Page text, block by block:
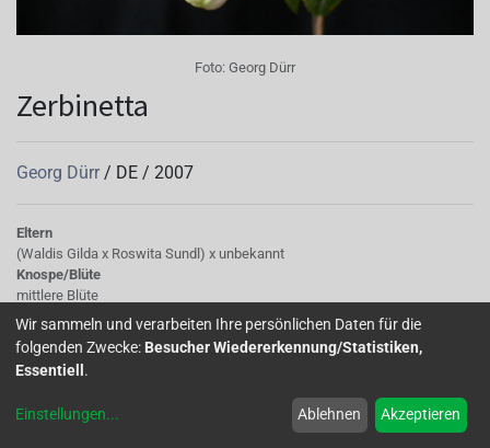
Foto: Georg Dürr
Zerbinetta
Georg Dürr / DE / 2007
Eltern
(Waldis Gilda x Roswita Sundl) x unbekannt
Knospe/Blüte
mittlere Blüte
Wuchs
stehend
Zum Namen der Fuchsie 'Zerbinetta' sagt Herr Dürr:
Zerbinetta ist eine attraktive,kapriziöse Figur aus der Oper
Wir sammeln und verarbeiten Ihre persönlichen Daten für die
folgenden Zwecke: Besucher Wiedererkennung/Statistiken,
Essentiell .
Einstellungen... Ablehnen Akzeptieren